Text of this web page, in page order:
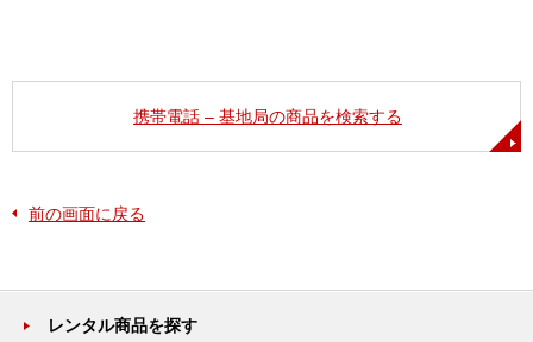
携帯電話 – 基地局の商品を検索する
前の画面に戻る
レンタル商品を探す